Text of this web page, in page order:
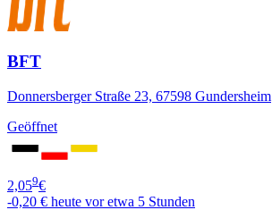
BFT
Donnersberger Straße 23, 67598 Gundersheim
Geöffnet
2,059€
-0,20 € heute vor etwa 5 Stunden